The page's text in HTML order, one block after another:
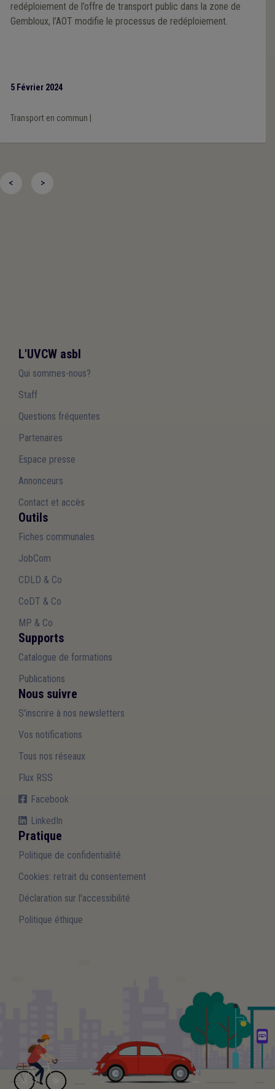
redéploiement de l’offre de transport public dans la zone de
Gembloux, l’AOT modifie le processus de redéploiement.
5 Février 2024
Transport en commun
< >
L'UVCW asbl
Qui sommes-nous?
Staff
Questions fréquentes
Partenaires
Espace presse
Annonceurs
Contact et accès
Outils
Fiches communales
JobCom
CDLD & Co
CoDT & Co
MP & Co
Supports
Catalogue de formations
Publications
Nous suivre
S'inscrire à nos newsletters
Vos notifications
Tous nos réseaux
Flux RSS
Facebook
LinkedIn
Pratique
Politique de confidentialité
Cookies: retrait du consentement
Déclaration sur l'accessibilité
Politique éthique